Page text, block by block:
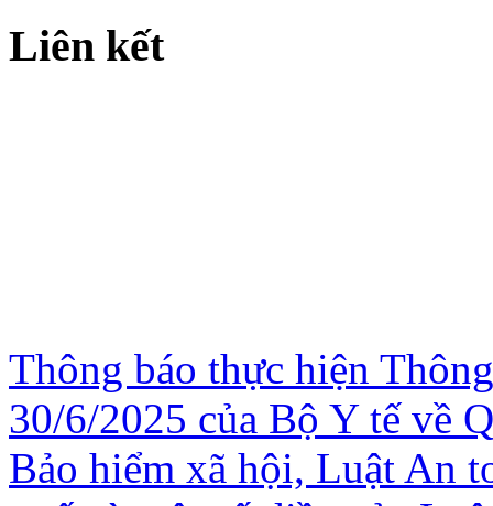
Liên kết
Thông báo thực hiện
30/6/2025 của Bộ Y tế về
Bảo hiểm xã hội, Luật An